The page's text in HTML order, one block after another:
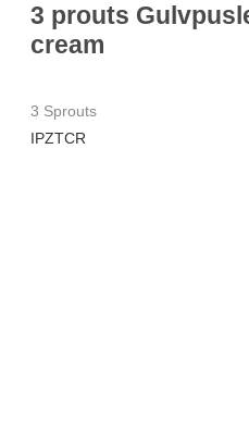
3 prouts
cream
3 Sprouts
IPZTCR